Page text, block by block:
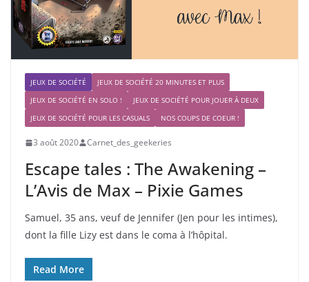
JEUX DE SOCIÉTÉ
JEUX DE SOCIÉTÉ 20 MINUTES ET PLUS
JEUX DE SOCIÉTÉ EN SOLO !
JEUX DE SOCIÉTÉ POUR JOUER À DEUX
JEUX DE SOCIÉTÉ POUR LES CASUALS
NOS COUPS DE COEUR !
3 août 2020 Carnet_des_geekeries
Escape tales : The Awakening –
L’Avis de Max – Pixie Games
Samuel, 35 ans, veuf de Jennifer (Jen pour les intimes),
dont la fille Lizy est dans le coma à l’hôpital.
Read More